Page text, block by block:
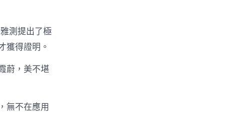
測提出了極
獲得證明。
蔚，美不堪
無不在應用